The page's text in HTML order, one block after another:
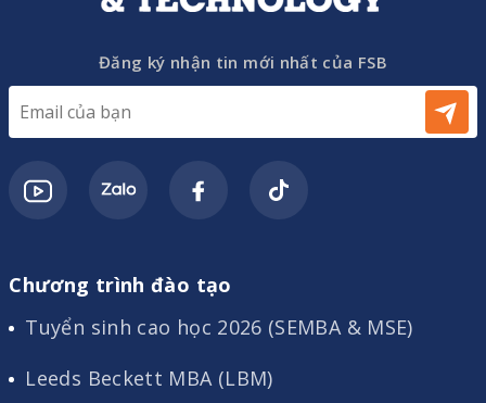
Đăng ký nhận tin mới nhất của FSB
Chương trình đào tạo
Tuyển sinh cao học 2026 (SEMBA & MSE)
Leeds Beckett MBA (LBM)